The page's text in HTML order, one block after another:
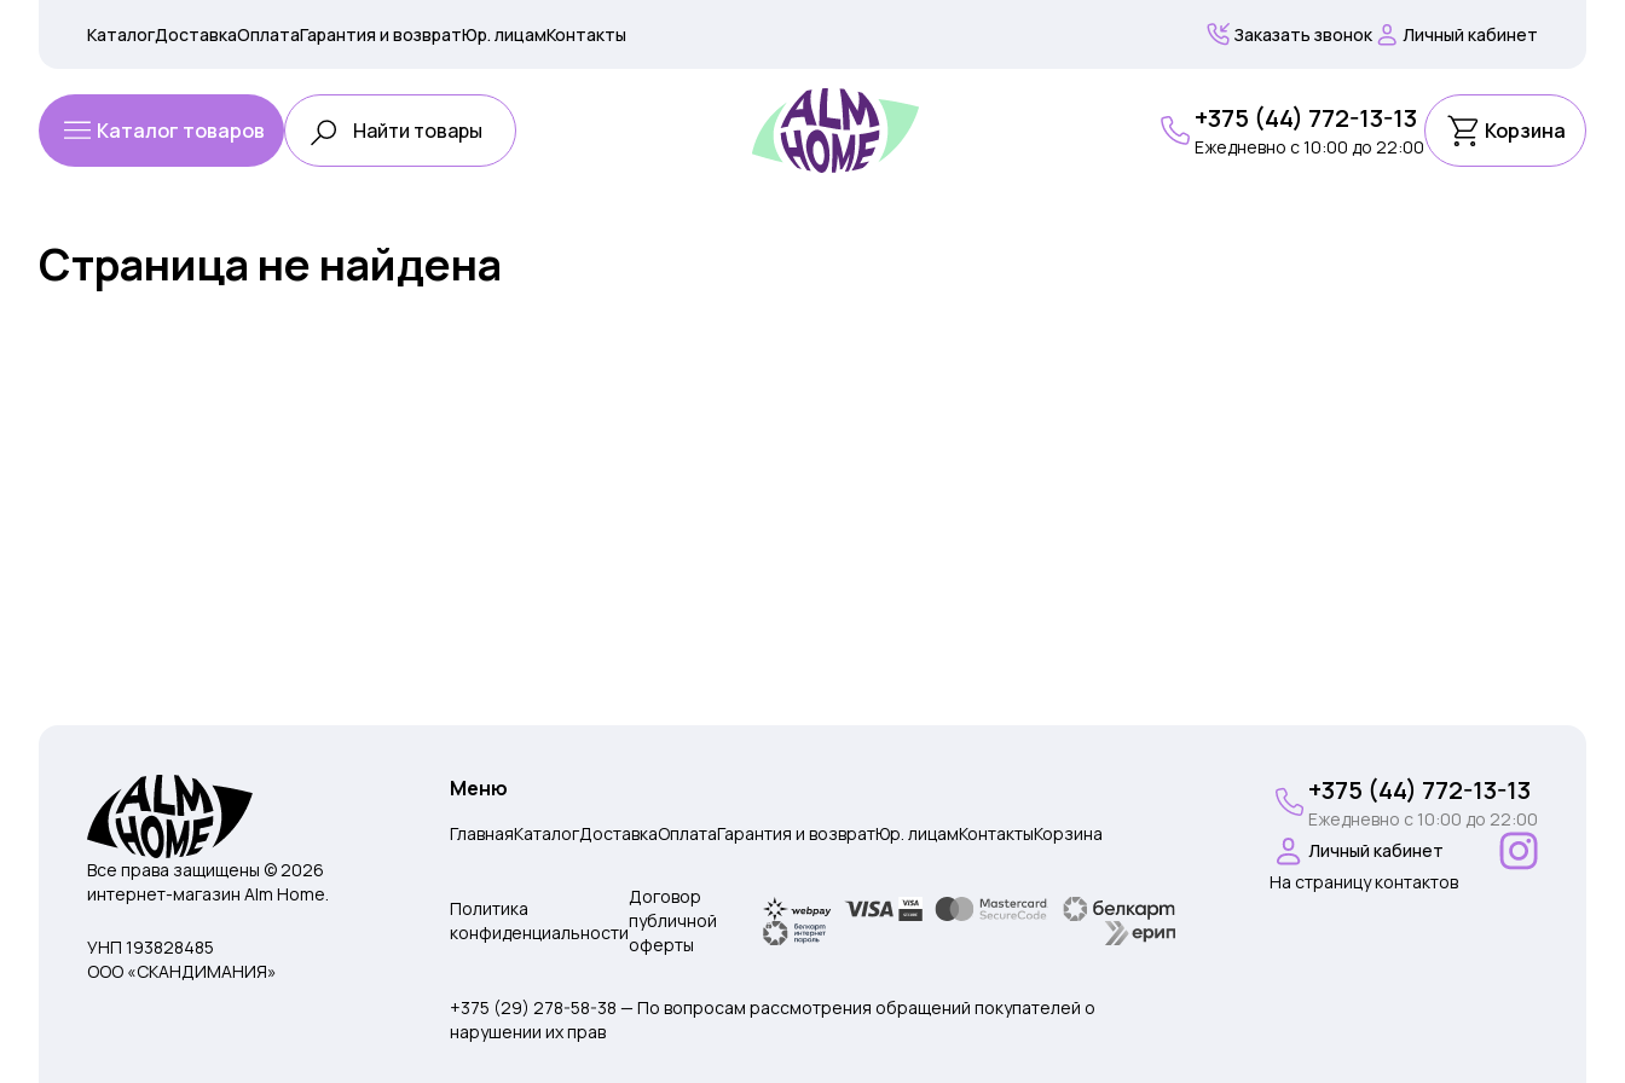
КаталогДоставкаОплатаГарантия и возвратЮр. лицамКонтакты Заказать звонок Личный кабинет
Каталог товаров +375 (44) 772-13-13
Ежедневно c 10:00 до 22:00
Корзина
Страница не найдена
Все права защищены © 2026
интернет-магазин Alm Home.
УНП 193828485
ООО «СКАНДИМАНИЯ»
Меню
ГлавнаяКаталогДоставкаОплатаГарантия и возвратЮр. лицамКонтактыКорзина
Политика
конфиденциальности
Договор
публичной
оферты
+375 (29) 278-58-38 — По вопросам рассмотрения обращений покупателей о
нарушении их прав
+375 (44) 772-13-13
Ежедневно c 10:00 до 22:00
Личный кабинет
На страницу контактов